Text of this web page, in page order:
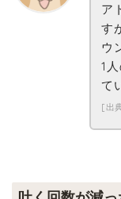
ア
す
ウ
1
て
[出